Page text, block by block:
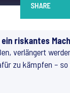
SHARE
riskantes
verlängert
zu kämpfen –